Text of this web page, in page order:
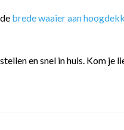
brede waaier aan
en snel in huis. Kom